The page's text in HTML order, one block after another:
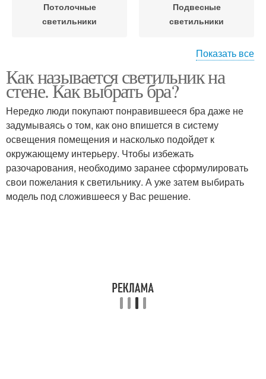
Потолочные
светильники
Подвесные
светильники
Светильники на шине Настенные светильники
Светильники для
чтения
Арматурные
светильники
Светильники для
Напольные
Показать все
Как называется светильник на
стене. Как выбрать бра?
Нередко люди покупают понравившееся бра даже не
задумываясь о том, как оно впишется в систему
освещения помещения и насколько подойдет к
окружающему интерьеру. Чтобы избежать
разочарования, необходимо заранее сформулировать
свои пожелания к светильнику. А уже затем выбирать
модель под сложившееся у Вас решение.